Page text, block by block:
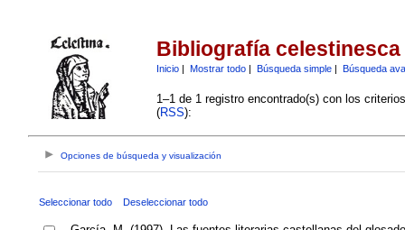
Bibliografía celestinesca
Inicio| Mostrar todo| Búsqueda simple| Búsqueda
1–1 de 1 registro encontrado(s) con los
(RSS):
Opciones de búsqueda y visualización
Seleccionar todo Deseleccionar todo